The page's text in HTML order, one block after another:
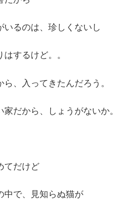
いるのは、珍しくないし
はするけど。。
ら、入ってきたんだろう。
家だから、しょうがないか。
てだけど
中で、見知らぬ猫が